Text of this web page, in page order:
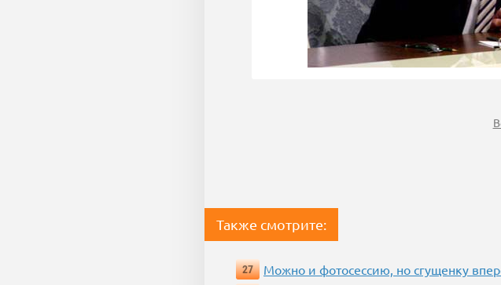
Также смотрите:
27 Можно и фотосессию, но сгущенку